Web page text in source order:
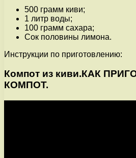
500 грамм киви;
1 литр воды;
100 грамм сахара;
Сок половины лимона.
Инструкции по приготовлению:
Компот из киви.КАК
КОМПОТ.